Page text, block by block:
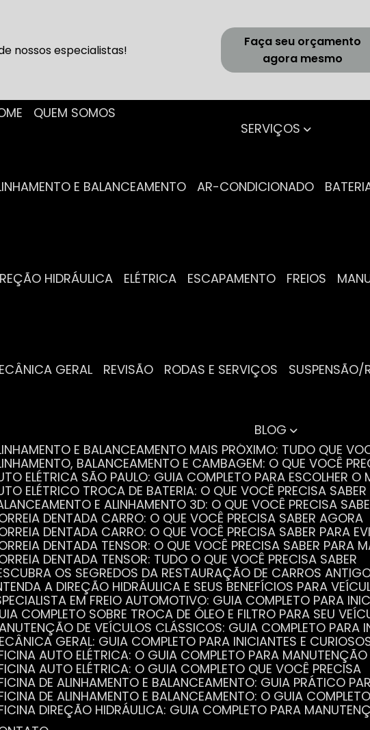
nossos especialistas!
Faça seu orçamento
agora mesmo
QUEM SOMOS
SERVIÇOS
E BALANCEAMENTO AR-CONDICIONADO
HIDRÁULICA ELÉTRICA ESCAPAMENTO FREIOS
MECÂNICA GERAL REVISÃO RODAS E SERVIÇOS
BLOG
E BALANCEAMENTO MAIS PRÓXIMO: TUDO QUE
BALANCEAMENTO E CAMBAGEM: O QUE VOCÊ
ELÉTRICA SÃO PAULO: GUIA COMPLETO PARA ESCOLHER O
ELÉTRICO TROCA DE BATERIA: O QUE VOCÊ PRECISA SABER
E ALINHAMENTO 3D: O QUE VOCÊ PRECISA
DENTADA CARRO: O QUE VOCÊ PRECISA SABER AGORA
DENTADA CARRO: O QUE VOCÊ PRECISA SABER PARA
DENTADA TENSOR: O QUE VOCÊ PRECISA SABER PARA
DENTADA TENSOR: TUDO O QUE VOCÊ PRECISA SABER
OS SEGREDOS DA RESTAURAÇÃO DE CARROS
A DIREÇÃO HIDRÁULICA E SEUS BENEFÍCIOS PARA
EM FREIO AUTOMOTIVO: GUIA COMPLETO PARA
GUIA COMPLETO SOBRE TROCA DE ÓLEO E FILTRO PARA SEU
DE VEÍCULOS CLÁSSICOS: GUIA COMPLETO PARA
MECÂNICA GERAL: GUIA COMPLETO PARA INICIANTES E
AUTO ELÉTRICA: O GUIA COMPLETO PARA MANUTENÇÃO
AUTO ELÉTRICA: O GUIA COMPLETO QUE VOCÊ PRECISA
DE ALINHAMENTO E BALANCEAMENTO: GUIA PRÁTICO
DE ALINHAMENTO E BALANCEAMENTO: O GUIA
DIREÇÃO HIDRÁULICA: GUIA COMPLETO PARA
OFICINA MECÂNICA COMPLETA PARA BLINDADOS: TUDO QUE